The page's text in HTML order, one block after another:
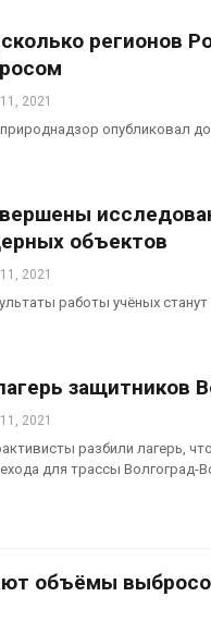
регионов
2021
опубликовал
объектов
2021
работы учёных
защитников
2021
разбили лагерь,
для трассы Волгоград-
объёмы